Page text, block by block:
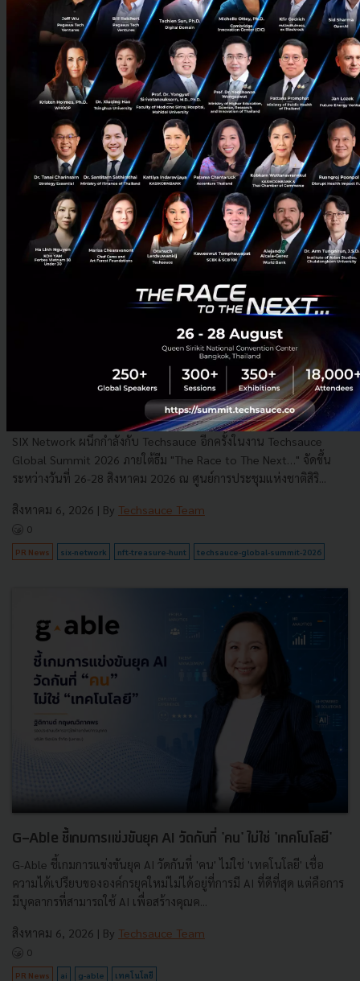
ความโปร่งใส ตอบโจทย์มาตรฐานค้าโลก EUDR พร้อมลดต้นทุนก...
สิงหาคม 7, 2026 | ByTechsauce Team
PR News arcgis
SIX Network และ Techsauce สานต่อความร่วมมือปีที่ 4 นำ
NFT Treasure Hunt Season 4 ยกระดับประสบการณ์ดิจิทัล
ใน Techsauce Global Summit 2026
SIX Network ผนึกกำลังกับ Techsauce อีกครั้งในงาน Techsauce
Global Summit 2026 ภายใต้ธีม "The Race to The Next…" จัดขึ้น
ระหว่างวันที่ 26-28 สิงหาคม 2026 ณ ศูนย์การประชุมแห่งชาติสิริ...
สิงหาคม 6, 2026 | By Techsauce Team
0
PR News six-network nft-treasure-hunt techsauce-global-summit-2026
G-Able ชี้เกมการแข่งขันยุค AI วัดกันที่ 'คน' ไม่ใช่ 'เทคโนโลยี'
G-Able ชี้เกมการแข่งขันยุค AI วัดกันที่ 'คน' ไม่ใช่ 'เทคโนโลยี' เชื่อ
ความได้เปรียบขององค์กรยุคใหม่ไม่ได้อยู่ที่การมี AI ที่ดีที่สุด แต่คือการ
มีบุคลากรที่สามารถใช้ AI เพื่อสร้างคุณค...
สิงหาคม 6, 2026 | By Techsauce Team
0
PR News ai g-able เทคโนโลยี